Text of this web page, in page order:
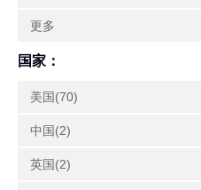
更多
国家：
美国(70)
中国(2)
英国(2)